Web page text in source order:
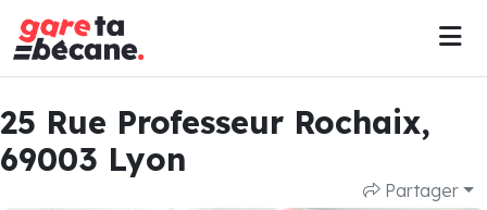
25 Rue Professeur Rochaix,
69003 Lyon
Partager